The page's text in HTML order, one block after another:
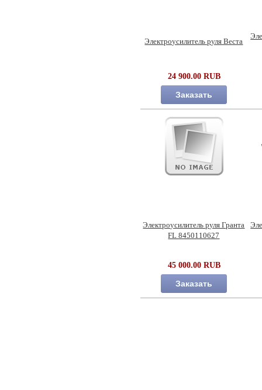
Электроусилитель руля Веста
24 900.00 RUB
Заказать
Электроусилитель руля Гранта
FL 8450110627
45 000.00 RUB
Заказать